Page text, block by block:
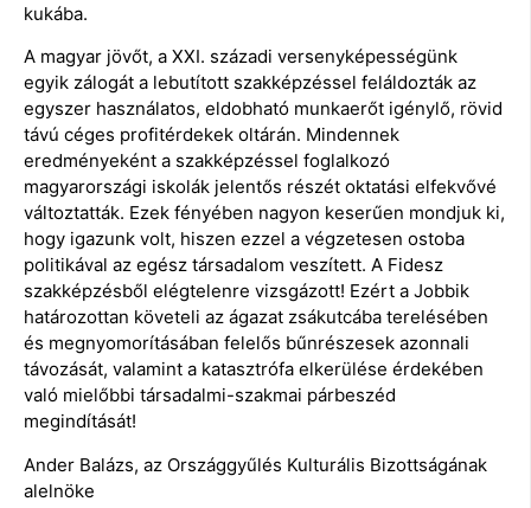
kukába.
A magyar jövőt, a XXI. századi versenyképességünk
egyik zálogát a lebutított szakképzéssel feláldozták az
egyszer használatos, eldobható munkaerőt igénylő, rövid
távú céges profitérdekek oltárán. Mindennek
eredményeként a szakképzéssel foglalkozó
magyarországi iskolák jelentős részét oktatási elfekvővé
változtatták. Ezek fényében nagyon keserűen mondjuk ki,
hogy igazunk volt, hiszen ezzel a végzetesen ostoba
politikával az egész társadalom veszített. A Fidesz
szakképzésből elégtelenre vizsgázott! Ezért a Jobbik
határozottan követeli az ágazat zsákutcába terelésében
és megnyomorításában felelős bűnrészesek azonnali
távozását, valamint a katasztrófa elkerülése érdekében
való mielőbbi társadalmi-szakmai párbeszéd
megindítását!
Ander Balázs, az Országgyűlés Kulturális Bizottságának
alelnöke